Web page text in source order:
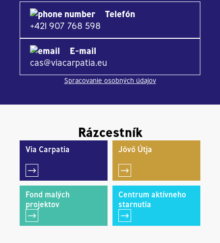
Telefón
+421 907 768 598
E-mail
cas@viacarpatia.eu
Spracovanie osobných údajov
Rázcestník
Via Carpatia Jövő Útja
Fond malých
projektov
Centrum aktívneho
starnutia